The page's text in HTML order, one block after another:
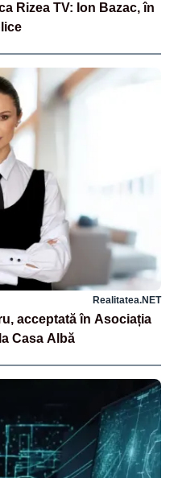
Rizea TV: Ion Bazac, în
Realitatea.NET
acceptată în Asociația
Casa Albă